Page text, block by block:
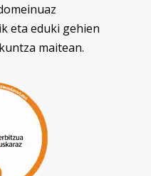
eta eduki gehien
maitean.